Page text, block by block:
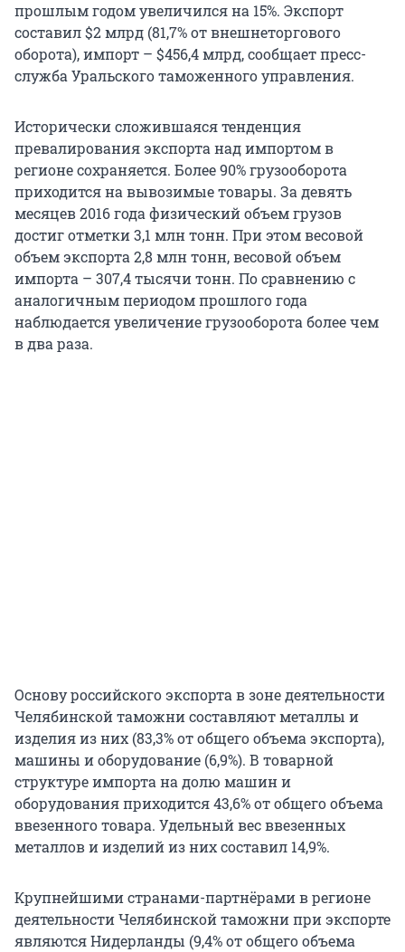
прошлым годом увеличился на 15%. Экспорт
составил $2 млрд (81,7% от внешнеторгового
оборота), импорт – $456,4 млрд, сообщает пресс-
служба Уральского таможенного управления.
Исторически сложившаяся тенденция
превалирования экспорта над импортом в
регионе сохраняется. Более 90% грузооборота
приходится на вывозимые товары. За девять
месяцев 2016 года физический объем грузов
достиг отметки 3,1 млн тонн. При этом весовой
объем экспорта 2,8 млн тонн, весовой объем
импорта – 307,4 тысячи тонн. По сравнению с
аналогичным периодом прошлого года
наблюдается увеличение грузооборота более чем
в два раза.
Основу российского экспорта в зоне деятельности
Челябинской таможни составляют металлы и
изделия из них (83,3% от общего объема экспорта),
машины и оборудование (6,9%). В товарной
структуре импорта на долю машин и
оборудования приходится 43,6% от общего объема
ввезенного товара. Удельный вес ввезенных
металлов и изделий из них составил 14,9%.
Крупнейшими странами-партнёрами в регионе
деятельности Челябинской таможни при экспорте
являются Нидерланды (9,4% от общего объема